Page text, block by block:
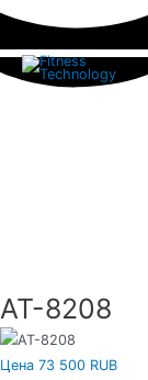
Перейти
содержимому
AT-8208
Цена 73 500 RUB